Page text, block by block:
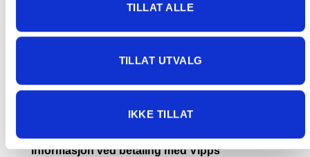
TILLAT ALLE
TILLAT UTVALG
IKKE TILLAT
PÅ TELEFON FØR BESTILLING, BLIR DU KONTAKTET ETTER
Informasjon ved betaling med Vipps